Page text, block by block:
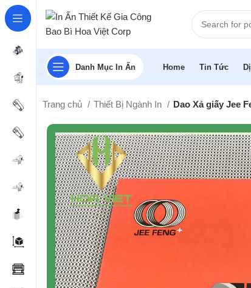
Danh Mục In Ấn Home Tin Tức
Trang chủ Thiết Bị Ngành In Dao Xả giấy Jee